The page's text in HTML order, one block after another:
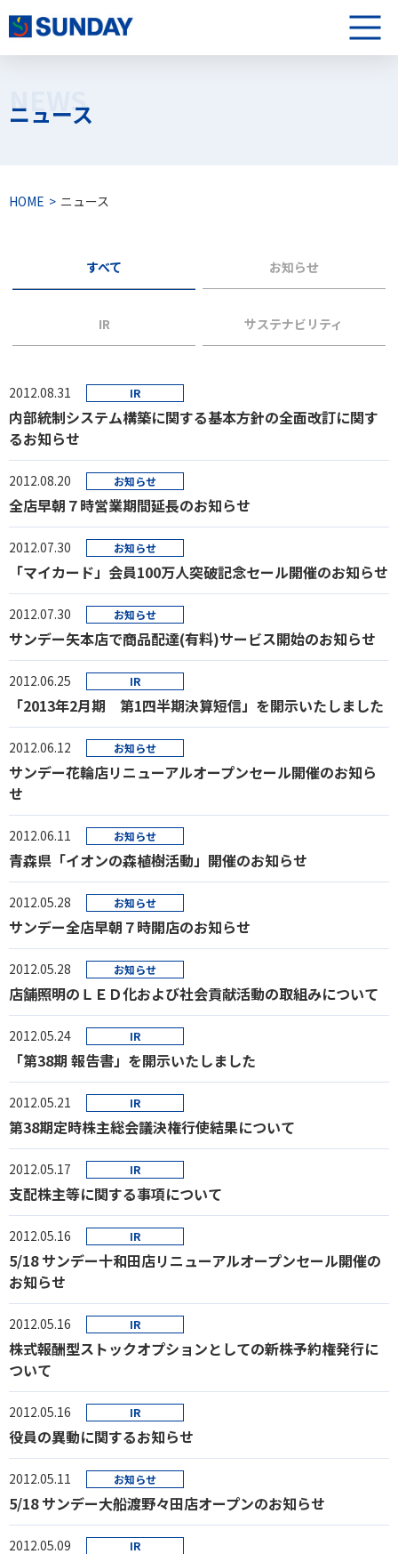
株式会社サンデー
メニュ
NEWS
ニュース
HOME ニュース
すべて お知らせ
IR サステナビリティ
2012.08.31 IR
内部統制システム構築に関する基本方針の全面改訂に関す
るお知らせ
2012.08.20 お知らせ
全店早朝７時営業期間延長のお知らせ
2012.07.30 お知らせ
「マイカード」会員100万人突破記念セール開催のお知らせ
2012.07.30 お知らせ
サンデー矢本店で商品配達(有料)サービス開始のお知らせ
2012.06.25 IR
「2013年2月期 第1四半期決算短信」を開示いたしました
2012.06.12 お知らせ
サンデー花輪店リニューアルオープンセール開催のお知ら
せ
2012.06.11 お知らせ
青森県「イオンの森植樹活動」開催のお知らせ
2012.05.28 お知らせ
サンデー全店早朝７時開店のお知らせ
2012.05.28 お知らせ
店舗照明のＬＥＤ化および社会貢献活動の取組みについて
2012.05.24 IR
「第38期 報告書」を開示いたしました
2012.05.21 IR
第38期定時株主総会議決権行使結果について
2012.05.17 IR
支配株主等に関する事項について
2012.05.16 IR
5/18 サンデー十和田店リニューアルオープンセール開催の
お知らせ
2012.05.16 IR
株式報酬型ストックオプションとしての新株予約権発行に
ついて
2012.05.16 IR
役員の異動に関するお知らせ
2012.05.11 お知らせ
5/18 サンデー大船渡野々田店オープンのお知らせ
2012.05.09 IR